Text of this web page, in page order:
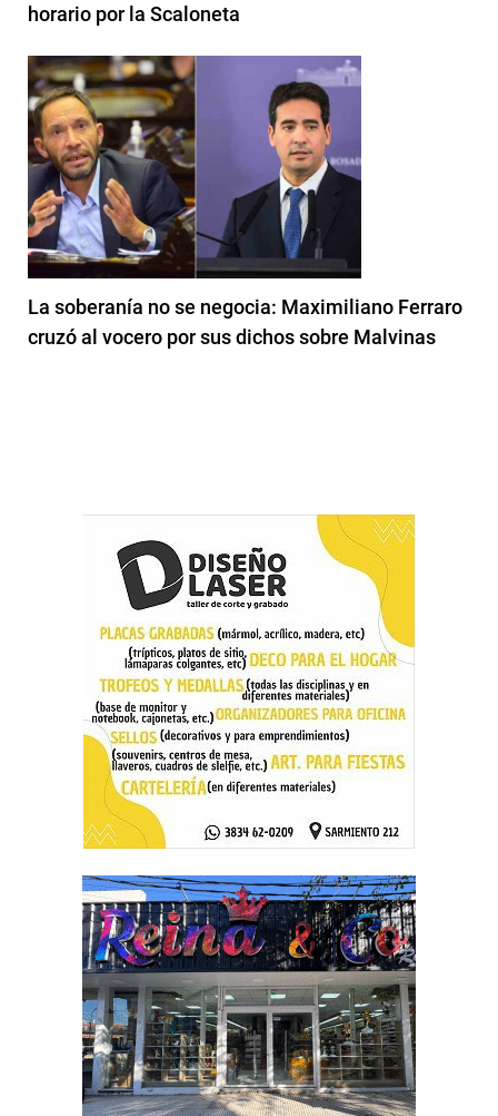
horario por la Scaloneta
La soberanía no se negocia: Maximiliano Ferraro
cruzó al vocero por sus dichos sobre Malvinas